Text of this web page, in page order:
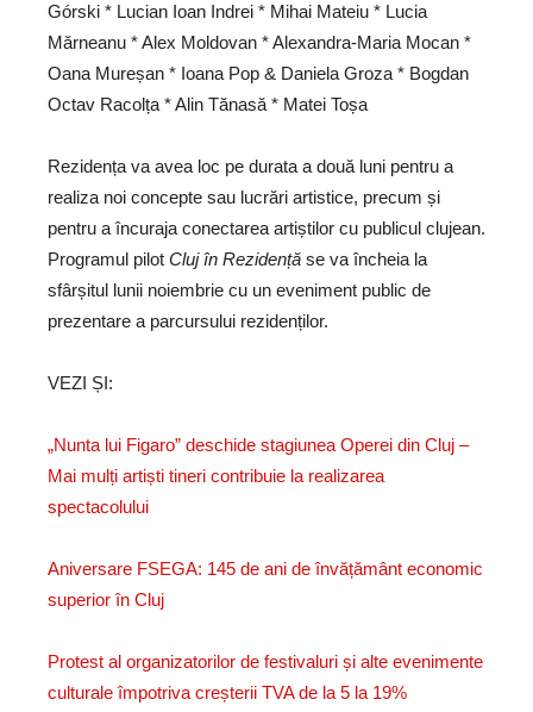
Górski * Lucian Ioan Indrei * Mihai Mateiu * Lucia
Mărneanu * Alex Moldovan * Alexandra-Maria Mocan *
Oana Mureșan * Ioana Pop & Daniela Groza * ​​Bogdan
Octav Racolța * Alin Tănasă * Matei Toșa
Rezidența va avea loc pe durata a două luni pentru a
realiza noi concepte sau lucrări artistice, precum și
pentru a încuraja conectarea artiștilor cu publicul clujean.
Programul pilot Cluj în Rezidență se va încheia la
sfârșitul lunii noiembrie cu un eveniment public de
prezentare a parcursului rezidenților.
VEZI ȘI:
„Nunta lui Figaro” deschide stagiunea Operei din Cluj –
Mai mulți artiști tineri contribuie la realizarea
spectacolului
Aniversare FSEGA: 145 de ani de învățământ economic
superior în Cluj
Protest al organizatorilor de festivaluri și alte evenimente
culturale împotriva creșterii TVA de la 5 la 19%